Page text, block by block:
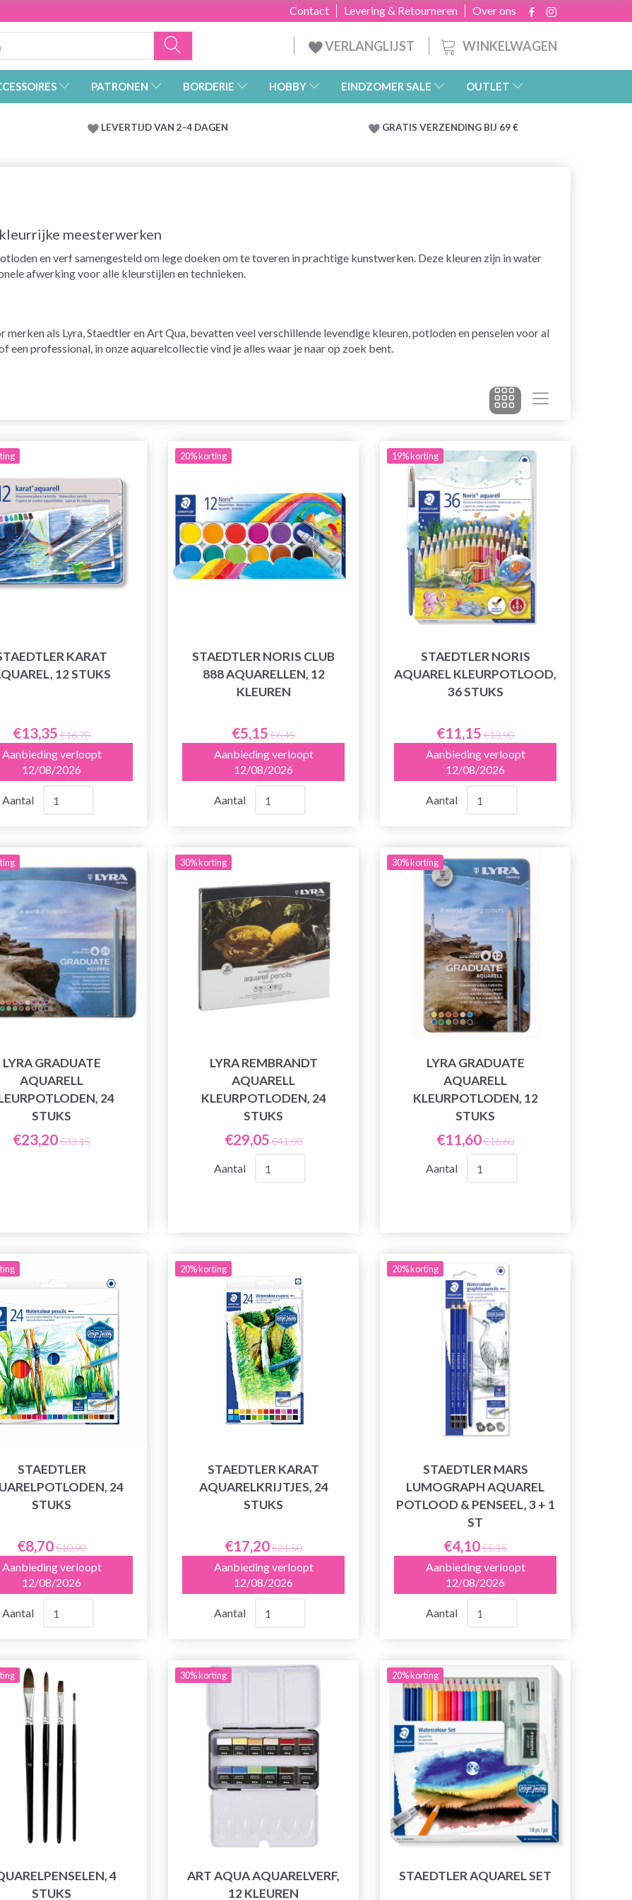
Over ons
Levering & Retourneren
Contact
WINKELWAGEN
VERLANGLIJST
PATRONEN BORDERIE HOBBY EINDZOMER SALE OUTLET
LEVERTIJD VAN 2-4 DAGEN GRATIS VERZENDING BIJ 69 €
meesterwerken
en verf samengesteld om lege doeken om te toveren in prachtige kunstwerken. Deze kleuren zijn in water
afwerking voor alle kleurstijlen en technieken.
merken als Lyra, Staedtler en Art Qua, bevatten veel verschillende levendige kleuren, potloden en penselen voor al
een professional, in onze aquarelcollectie vind je alles waar je naar op zoek bent.
KARAT
12 STUKS
€13,35 €16,70
Aanbieding verloopt
12/08/2026
Aantal
20% korting
STAEDTLER NORIS CLUB
888 AQUARELLEN, 12
KLEUREN
€5,15 €6,45
Aanbieding verloopt
12/08/2026
Aantal
19% korting
STAEDTLER NORIS
AQUAREL KLEURPOTLOOD,
36 STUKS
€11,15 €13,90
Aanbieding verloopt
12/08/2026
Aantal
LYRA GRADUATE
AQUARELL
24
STUKS
€23,20€33,15
30% korting
LYRA REMBRANDT
AQUARELL
KLEURPOTLODEN, 24
STUKS
€29,05 €41,50
Aantal
30% korting
LYRA GRADUATE
AQUARELL
KLEURPOTLODEN, 12
STUKS
€11,60€16,60
Aantal
STAEDTLER
24
STUKS
€8,70€10,90
Aanbieding verloopt
12/08/2026
Aantal
20% korting
STAEDTLER KARAT
AQUARELKRIJTJES, 24
STUKS
€17,20€21,50
Aanbieding verloopt
12/08/2026
Aantal
20% korting
STAEDTLER MARS
LUMOGRAPH AQUAREL
POTLOOD & PENSEEL, 3 + 1
ST
€4,10€5,15
Aanbieding verloopt
12/08/2026
Aantal
4
STUKS
30% korting
ART AQUA AQUARELVERF,
12 KLEUREN
20% korting
STAEDTLER AQUAREL SET